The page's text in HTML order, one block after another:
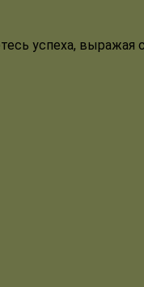
успеха, выражая